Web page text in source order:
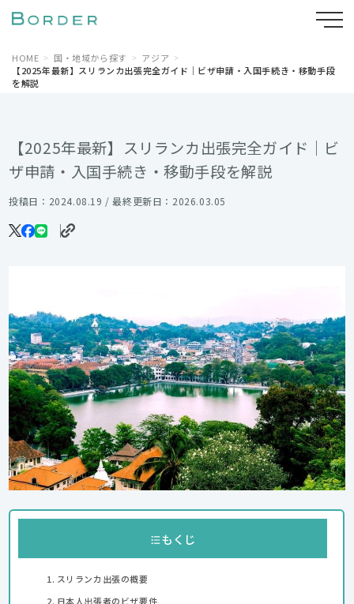
HOME 国・地域から探す
アジア
【2025年最新】スリランカ出張完全ガイド｜ビザ申請・入国手続き・移動手段
を解説
【2025年最新】スリランカ出張完全ガイド｜ビ
ザ申請・入国手続き・移動手段を解説
投稿日：2024.08.19 / 最終更新日：2026.03.05
もくじ
スリランカ出張の概要
日本人出張者のビザ要件